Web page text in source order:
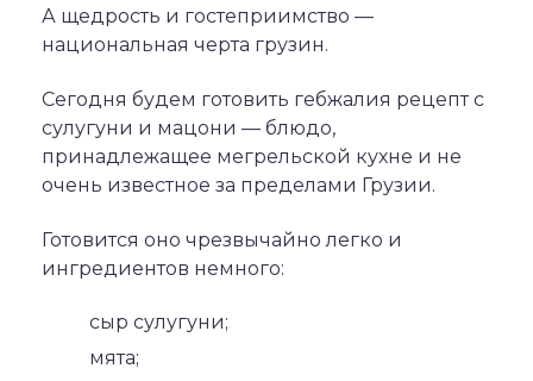
А щедрость и гостеприимство —
национальная черта грузин.
Сегодня будем готовить гебжалия рецепт с
сулугуни и мацони — блюдо,
принадлежащее мегрельской кухне и не
очень известное за пределами Грузии.
Готовится оно чрезвычайно легко и
ингредиентов немного:
сыр сулугуни;
мята;